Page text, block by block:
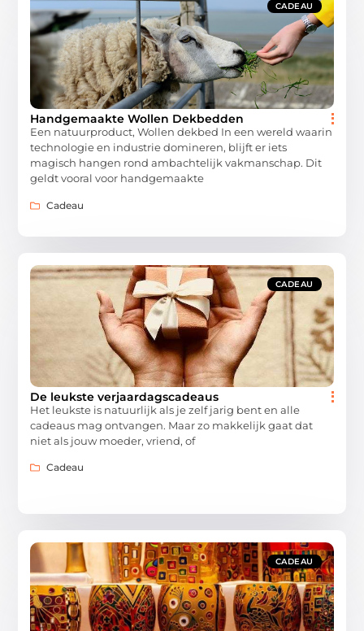
CADEAU
Handgemaakte Wollen Dekbedden
Een natuurproduct, Wollen dekbed In een wereld waarin
technologie en industrie domineren, blijft er iets
magisch hangen rond ambachtelijk vakmanschap. Dit
geldt vooral voor handgemaakte
Cadeau
CADEAU
De leukste verjaardagscadeaus
Het leukste is natuurlijk als je zelf jarig bent en alle
cadeaus mag ontvangen. Maar zo makkelijk gaat dat
niet als jouw moeder, vriend, of
Cadeau
CADEAU